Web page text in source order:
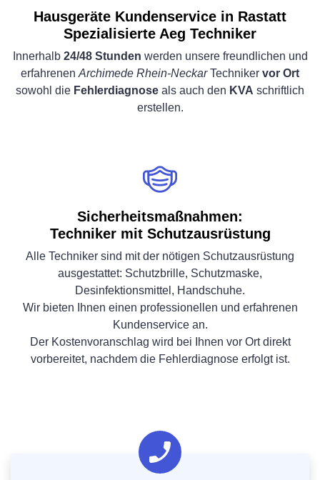
Hausgeräte Kundenservice in Rastatt
Spezialisierte Aeg Techniker
Innerhalb 24/48 Stunden werden unsere freundlichen und
erfahrenen Archimede Rhein-NeckarTechniker vor Ort
sowohl die Fehlerdiagnose als auch den KVA schriftlich
erstellen.
Sicherheitsmaßnahmen:
Techniker mit Schutzausrüstung
Alle Techniker sind mit der nötigen Schutzausrüstung
ausgestattet: Schutzbrille, Schutzmaske,
Desinfektionsmittel, Handschuhe.
Wir bieten Ihnen einen professionellen und erfahrenen
Kundenservice an.
Der Kostenvoranschlag wird bei Ihnen vor Ort direkt
vorbereitet, nachdem die Fehlerdiagnose erfolgt ist.